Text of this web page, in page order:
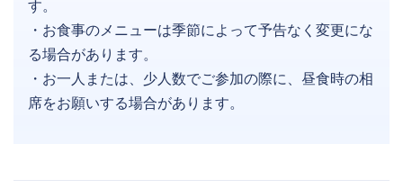
す。
・お食事のメニューは季節によって予告なく変更にな
る場合があります。
・お一人または、少人数でご参加の際に、昼食時の相
席をお願いする場合があります。